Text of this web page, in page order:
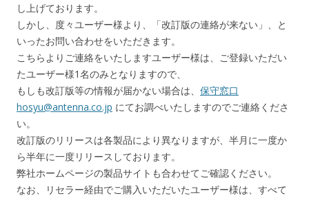
し上げております。
しかし、度々ユーザー様より、「改訂版の連絡が来ない」、と
いったお問い合わせをいただきます。
こちらよりご連絡をいたしますユーザー様は、ご登録いただい
たユーザー様1名のみとなりますので、
もしも改訂版等の情報が届かない場合は、 保守窓口
hosyu@antenna.co.jp にてお調べいたしますのでご連絡くださ
い。
改訂版のリリースは各製品により異なりますが、半月に一度か
ら半年に一度リリースしております。
弊社ホームページの製品サイトも合わせてご確認ください。
なお、リセラー経由でご購入いただいたユーザー様は、すべて